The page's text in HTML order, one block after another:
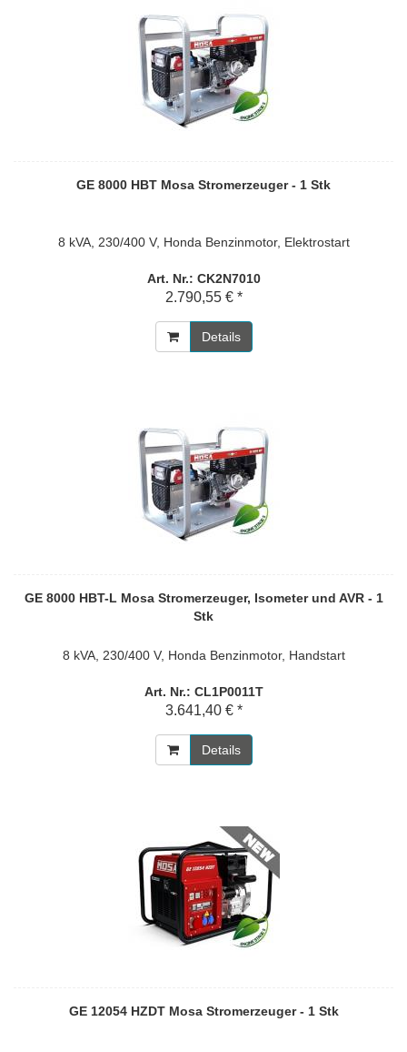
GE 8000 HBT Mosa Stromerzeuger - 1 Stk
8 kVA, 230/400 V, Honda Benzinmotor, Elektrostart
Art. Nr.: CK2N7010
2.790,55 € *
Details
GE 8000 HBT-L Mosa Stromerzeuger, Isometer und AVR - 1
Stk
8 kVA, 230/400 V, Honda Benzinmotor, Handstart
Art. Nr.: CL1P0011T
3.641,40 € *
Details
GE 12054 HZDT Mosa Stromerzeuger - 1 Stk